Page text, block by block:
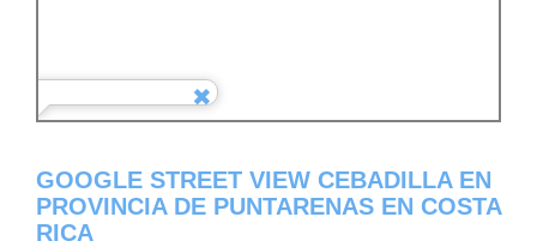
GOOGLE STREET VIEW CEBADILLA EN
PROVINCIA DE PUNTARENAS EN COSTA
RICA